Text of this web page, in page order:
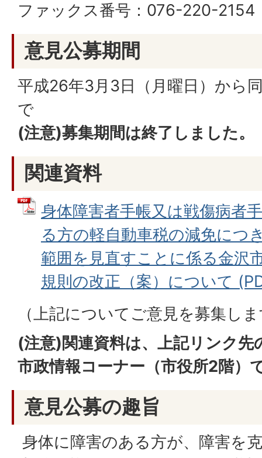
ファックス番号：076-220-2154
意見公募期間
平成26年3月3日（月曜日）から
で
(注意)募集期間は終了しました。
関連資料
身体障害者手帳又は戦傷病者
る方の軽自動車税の減免につ
範囲を見直すことに係る金沢
規則の改正（案）について
（上記についてご意見を募集し
(注意)関連資料は、上記リンク先
市政情報コーナー（市役所2階）
意見公募の趣旨
身体に障害のある方が、障害を